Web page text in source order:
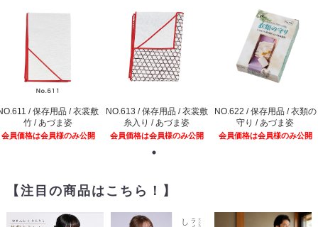
/ 保存用品 / 衣裳敷
竹 / あづま姿
会員価格は会員様のみ公開
NO.613 / 保存用品 / 衣裳敷
糸入り / あづま姿
会員価格は会員様のみ公開
NO.622 / 保存用品 / 衣類の
守り / あづま姿
会員価格は会員様のみ公開
【注目の商品はこちら！】